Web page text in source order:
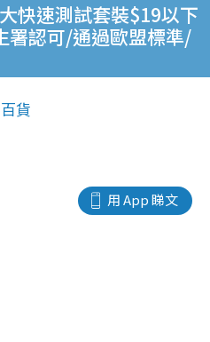
快速測試套裝$19以下
署認可/通過歐盟標準/
貨
用 App 睇文